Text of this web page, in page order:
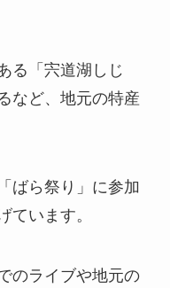
る「宍道湖しじ
など、地元の特産
ばら祭り」に参加
ています。
のライブや地元の